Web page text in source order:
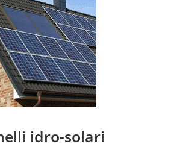
idro-solari